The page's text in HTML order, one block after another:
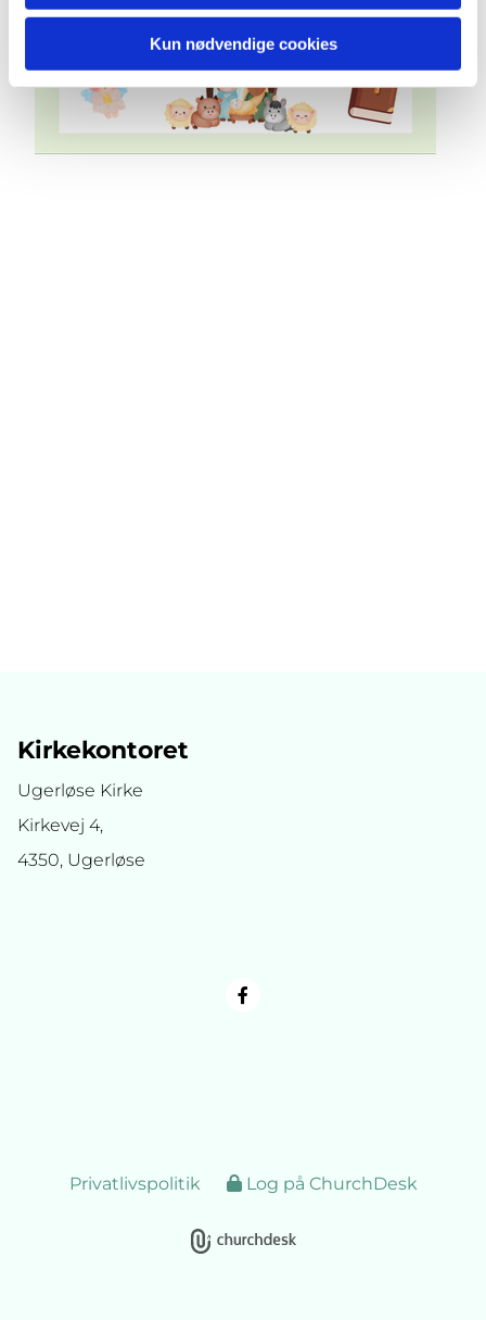
Kun nødvendige cookies
Kirkekontoret
Ugerløse Kirke
Kirkevej 4,
4350, Ugerløse
Privatlivspolitik Log på ChurchDesk